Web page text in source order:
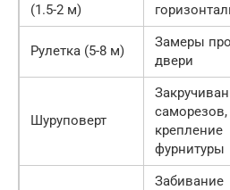
(1.5-2 м)
Рулетка (5-8 м)
Замеры
двери
Шуруповерт
саморезов,
крепление
фурнитуры
Забивание